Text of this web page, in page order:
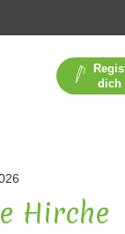
dich
Hirche